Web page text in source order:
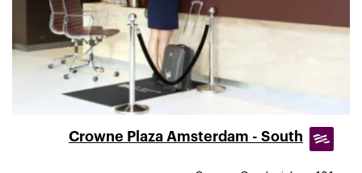
Crowne Plaza Amsterdam - South